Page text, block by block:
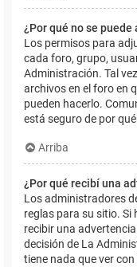
¿Por qué no se
Los permisos para
cada foro, grupo,
Administración. Tal
archivos en el foro en
pueden hacerlo.
está seguro de por
Arriba
¿Por qué recibí una
Los administradores
reglas para su sitio.
recibir una
decisión de La
tiene nada que ver